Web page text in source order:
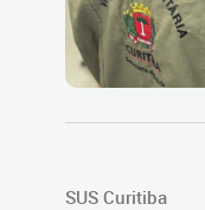
SUS Curitiba